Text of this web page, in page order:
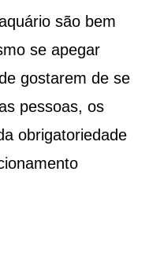
são bem
se apegar
gostarem de se
pessoas, os
obrigatoriedade